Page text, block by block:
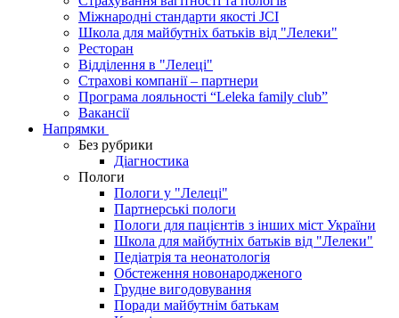
Міжнародні стандарти якості JCI
Школа для майбутніх батьків від "Лелеки"
Ресторан
Відділення в "Лелеці"
Страхові компанії – партнери
Програма лояльності “Leleka family club”
Вакансії
Напрямки
Без рубрики
Діагностика
Пологи
Пологи у "Лелеці"
Партнерські пологи
Пологи для пацієнтів з інших міст України
Школа для майбутніх батьків від "Лелеки"
Педіатрія та неонатологія
Обстеження новонародженого
Грудне вигодовування
Поради майбутнім батькам